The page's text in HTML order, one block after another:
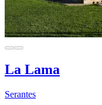
La Lama
Serantes